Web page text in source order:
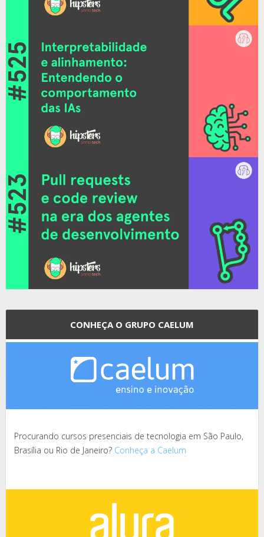
CONHEÇA O GRUPO CAELUM
Procurando cursos presenciais de tecnologia em São Paulo,
Brasília ou Rio de Janeiro? Conheça a Caelum